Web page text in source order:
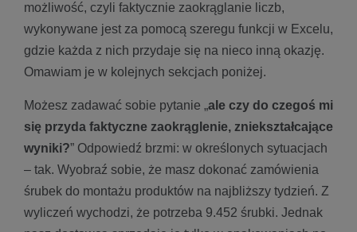
możliwość, czyli faktycznie zaokrąglanie liczb,
wykonywane jest za pomocą szeregu funkcji w Excelu,
gdzie każda z nich przydaje się na nieco inną okazję.
Omawiam je w kolejnych sekcjach poniżej.
Możesz zadawać sobie pytanie „ale czy do czegoś mi
się przyda faktyczne zaokrąglenie, zniekształcające
wyniki?” Odpowiedź brzmi: w określonych sytuacjach
– tak. Wyobraź sobie, że masz dokonać zamówienia
śrubek do montażu produktów na najbliższy tydzień. Z
wyliczeń wychodzi, że potrzeba 9.452 śrubki. Jednak